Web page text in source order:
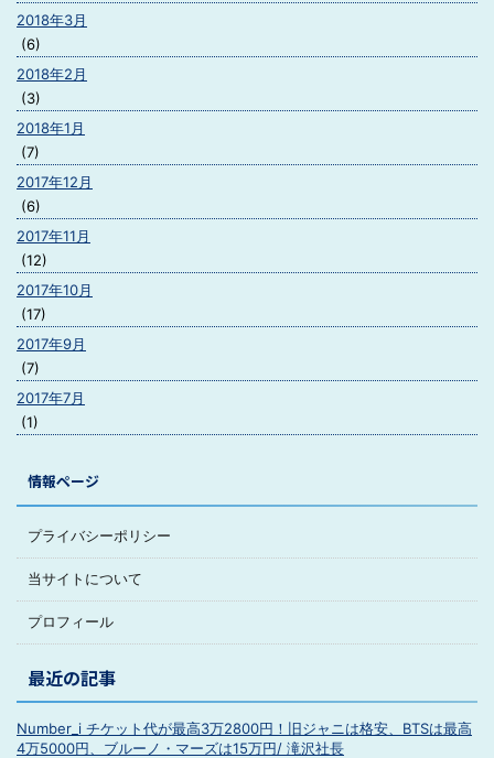
2018年3月
(6)
2018年2月
(3)
2018年1月
(7)
2017年12月
(6)
2017年11月
(12)
2017年10月
(17)
2017年9月
(7)
2017年7月
(1)
情報ページ
プライバシーポリシー
当サイトについて
プロフィール
最近の記事
Number_i チケット代が最高3万2800円！旧ジャニは格安、BTSは最高
4万5000円、ブルーノ・マーズは15万円/ 滝沢社長